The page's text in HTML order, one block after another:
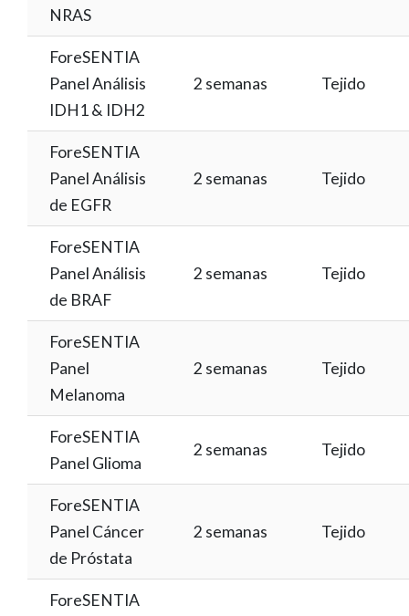
NRAS
ForeSENTIA
Panel Análisis
IDH1 & IDH2
2 semanas Tejido
ForeSENTIA
Panel Análisis
de EGFR
2 semanas Tejido
ForeSENTIA
Panel Análisis
de BRAF
2 semanas Tejido
ForeSENTIA
Panel
Melanoma
2 semanas Tejido
ForeSENTIA
Panel Glioma
2 semanas Tejido
ForeSENTIA
Panel Cáncer
de Próstata
2 semanas Tejido
ForeSENTIA